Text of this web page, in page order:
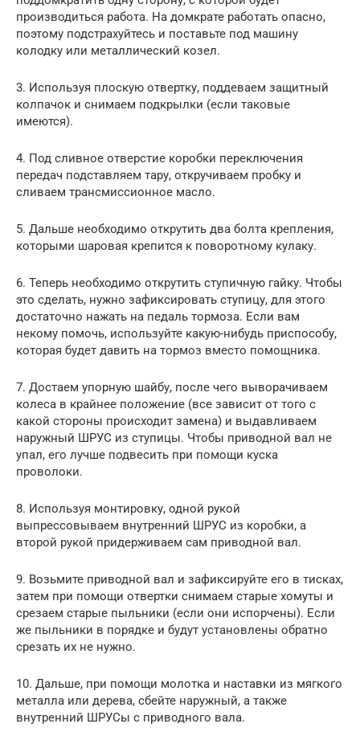
производиться работа. На домкрате работать опасно,
поэтому подстрахуйтесь и поставьте под машину
колодку или металлический козел.
3. Используя плоскую отвертку, поддеваем защитный
колпачок и снимаем подкрылки (если таковые
имеются).
4. Под сливное отверстие коробки переключения
передач подставляем тару, откручиваем пробку и
сливаем трансмиссионное масло.
5. Дальше необходимо открутить два болта крепления,
которыми шаровая крепится к поворотному кулаку.
6. Теперь необходимо открутить ступичную гайку. Чтобы
это сделать, нужно зафиксировать ступицу, для этого
достаточно нажать на педаль тормоза. Если вам
некому помочь, используйте какую-нибудь приспособу,
которая будет давить на тормоз вместо помощника.
7. Достаем упорную шайбу, после чего выворачиваем
колеса в крайнее положение (все зависит от того с
какой стороны происходит замена) и выдавливаем
наружный ШРУС из ступицы. Чтобы приводной вал не
упал, его лучше подвесить при помощи куска
проволоки.
8. Используя монтировку, одной рукой
выпрессовываем внутренний ШРУС из коробки, а
второй рукой придерживаем сам приводной вал.
9. Возьмите приводной вал и зафиксируйте его в тисках,
затем при помощи отвертки снимаем старые хомуты и
срезаем старые пыльники (если они испорчены). Если
же пыльники в порядке и будут установлены обратно
срезать их не нужно.
10. Дальше, при помощи молотка и наставки из мягкого
металла или дерева, сбейте наружный, а также
внутренний ШРУСы с приводного вала.